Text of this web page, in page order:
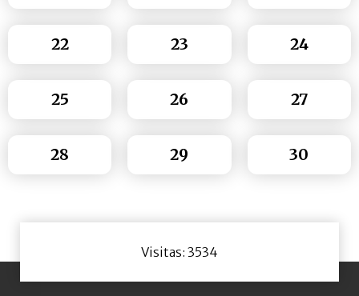
22 23 24
25 26 27
28 29 30
Visitas: 3534